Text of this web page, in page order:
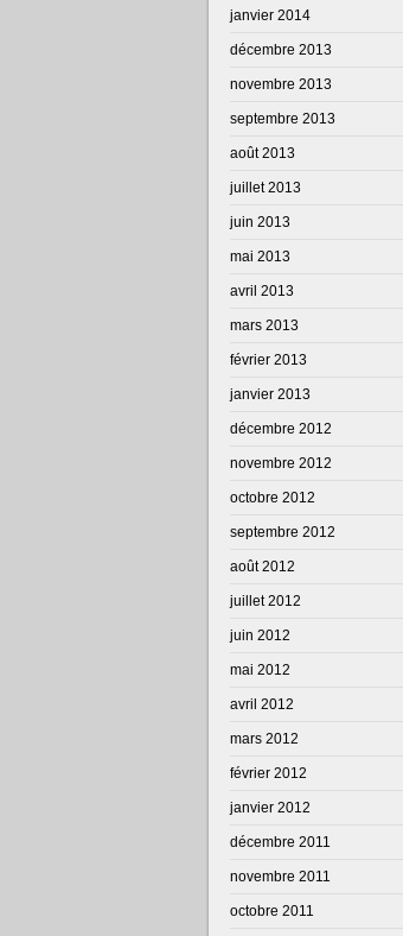
janvier 2014
décembre 2013
novembre 2013
septembre 2013
août 2013
juillet 2013
juin 2013
mai 2013
avril 2013
mars 2013
février 2013
janvier 2013
décembre 2012
novembre 2012
octobre 2012
septembre 2012
août 2012
juillet 2012
juin 2012
mai 2012
avril 2012
mars 2012
février 2012
janvier 2012
décembre 2011
novembre 2011
octobre 2011